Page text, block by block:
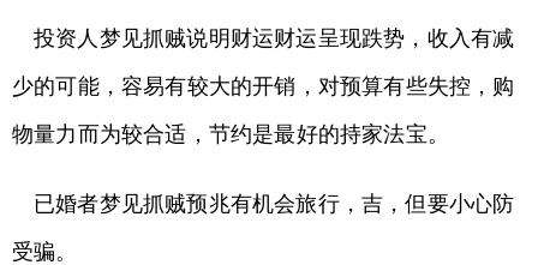
投资人梦见抓贼说明财运财运呈现跌势，收入有减
少的可能，容易有较大的开销，对预算有些失控，购
物量力而为较合适，节约是最好的持家法宝。
已婚者梦见抓贼预兆有机会旅行，吉，但要小心防
受骗。